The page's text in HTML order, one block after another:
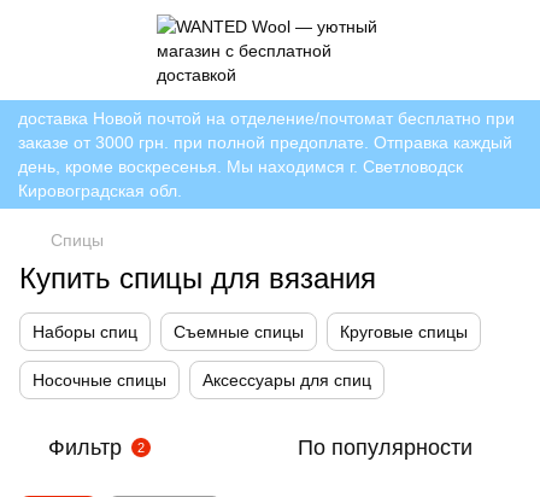
доставка Новой почтой на отделение/почтомат бесплатно при
заказе от 3000 грн. при полной предоплате. Отправка каждый
день, кроме воскресенья. Мы находимся г. Светловодск
Кировоградская обл.
Спицы
Купить спицы для вязания
Наборы спиц Съемные спицы Круговые спицы
Носочные спицы Аксессуары для спиц
Фильтр 2 По популярности